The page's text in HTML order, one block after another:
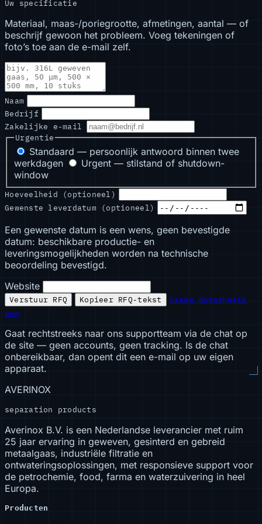
Uw specificatie
Materiaal, maas-/poriegrootte, afmetingen, aantal — of
beschrijf gewoon het probleem. Voeg tekeningen of
foto’s toe aan de e-mail zelf.
Naam
Bedrijf
Zakelijke e-mail
Urgentie
Standaard — persoonlijk antwoord binnen twee
werkdagen
Urgent — stilstand of shutdown-
window
Hoeveelheid (optioneel)
Gewenste leverdatum (optioneel)
Een gewenste datum is een wens, geen bevestigde
datum: beschikbare productie- en
leveringsmogelijkheden worden na technische
beoordeling bevestigd.
Website
Verstuur RFQ Kopieer RFQ-tekst
Vraag datasheets
aan
Gaat rechtstreeks naar ons supportteam via de chat op
de site — geen accounts, geen tracking. Is de chat
onbereikbaar, dan opent dit een e-mail op uw eigen
apparaat.
AVERINOX
separation products
Averinox B.V. is een Nederlandse leverancier met ruim
25 jaar ervaring in geweven, gesinterd en gebreid
metaalgaas, industriële filtratie en
ontwateringsoplossingen, met responsieve support voor
de petrochemie, food, farma en waterzuivering in heel
Europa.
Producten